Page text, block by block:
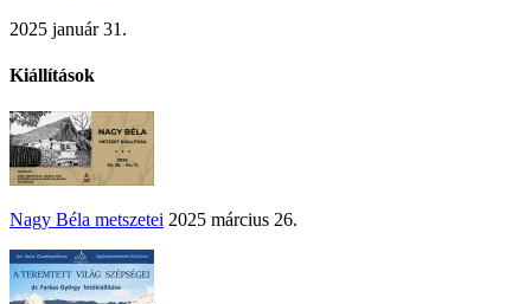
2025 január 31.
Kiállítások
Nagy Béla metszetei 2025 március 26.